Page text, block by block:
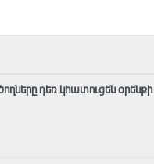
դեռ կհատուցեն